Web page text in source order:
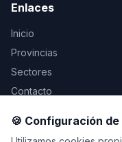
Enlaces
Inicio
Provincias
Sectores
Contacto
Legal
🍪 Configuración